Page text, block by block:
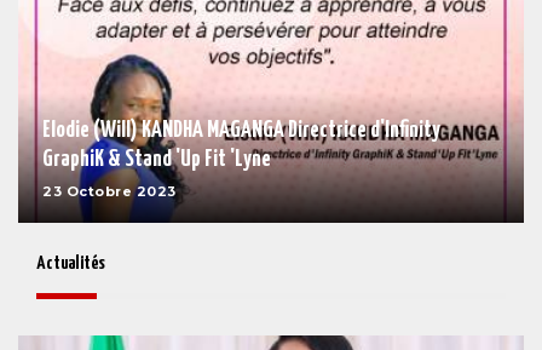
Elodie (Will) KANDHA MAGANGA Directrice d'Infinity
GraphiK & Stand 'Up Fit 'Lyne
23 Octobre 2023
Actualités